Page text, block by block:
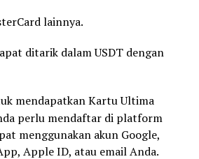
lainnya.
ditarik dalam USDT dengan
mendapatkan Kartu Ultima
perlu mendaftar di platform
menggunakan akun Google,
Apple ID, atau email Anda.